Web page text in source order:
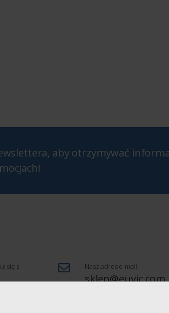
aby otrzymywać
się z
Nasz adres e-mail
sklep@euvic.com